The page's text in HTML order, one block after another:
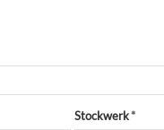
Stockwerk*